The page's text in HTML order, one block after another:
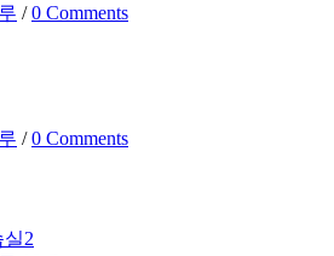
/0 Comments
/0 Comments